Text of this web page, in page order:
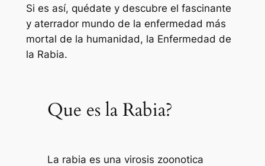
Si es así, quédate y descubre el fascinante
y aterrador mundo de la enfermedad más
mortal de la humanidad, la Enfermedad de
la Rabia.
Que es la Rabia?
La rabia es una virosis zoonotica